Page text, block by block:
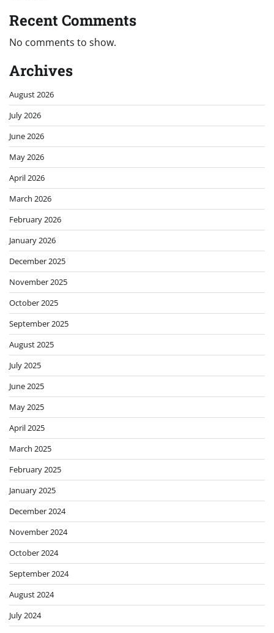
Recent Comments
No comments to show.
Archives
August 2026
July 2026
June 2026
May 2026
April 2026
March 2026
February 2026
January 2026
December 2025
November 2025
October 2025
September 2025
August 2025
July 2025
June 2025
May 2025
April 2025
March 2025
February 2025
January 2025
December 2024
November 2024
October 2024
September 2024
August 2024
July 2024